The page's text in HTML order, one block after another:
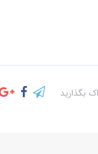
بگذارید